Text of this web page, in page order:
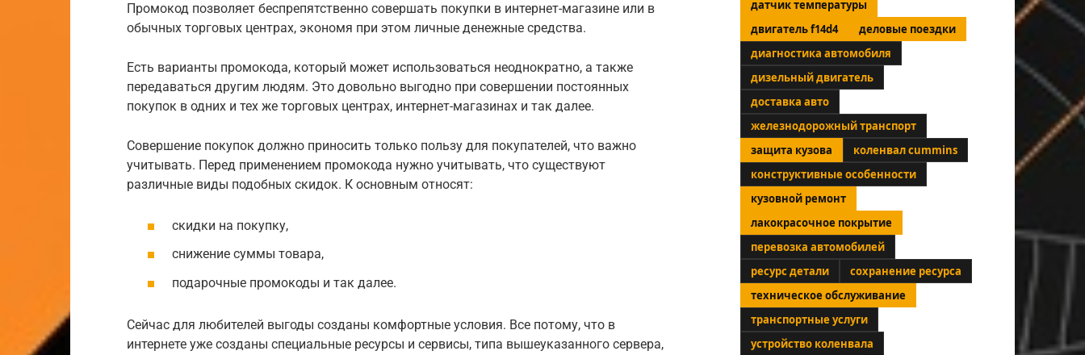
Промокод позволяет беспрепятственно совершать покупки в интернет-магазине или в
обычных торговых центрах, экономя при этом личные денежные средства.
Есть варианты промокода, который может использоваться неоднократно, а также
передаваться другим людям. Это довольно выгодно при совершении постоянных
покупок в одних и тех же торговых центрах, интернет-магазинах и так далее.
Совершение покупок должно приносить только пользу для покупателей, что важно
учитывать. Перед применением промокода нужно учитывать, что существуют
различные виды подобных скидок. К основным относят:
скидки на покупку,
снижение суммы товара,
подарочные промокоды и так далее.
Сейчас для любителей выгоды созданы комфортные условия. Все потому, что в
интернете уже созданы специальные ресурсы и сервисы, типа вышеуказанного сервера,
датчик температуры
двигатель f14d4
деловые поездки
диагностика автомобиля
дизельный двигатель
доставка авто
железнодорожный транспорт
защита кузова
коленвал cummins
конструктивные особенности
кузовной ремонт
лакокрасочное покрытие
перевозка автомобилей
ресурс детали
сохранение ресурса
техническое обслуживание
транспортные услуги
устройство коленвала